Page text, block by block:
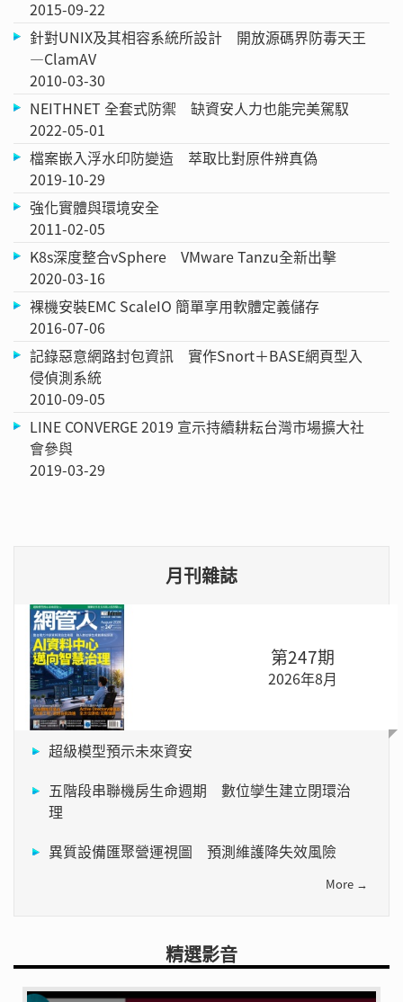
2015-09-22
針對UNIX及其相容系統所設計 開放源碼界防毒天王
—ClamAV
2010-03-30
NEITHNET 全套式防禦 缺資安人力也能完美駕馭
2022-05-01
檔案嵌入浮水印防變造 萃取比對原件辨真偽
2019-10-29
強化實體與環境安全
2011-02-05
K8s深度整合vSphere VMware Tanzu全新出擊
2020-03-16
裸機安裝EMC ScaleIO 簡單享用軟體定義儲存
2016-07-06
記錄惡意網路封包資訊 實作Snort＋BASE網頁型入
侵偵測系統
2010-09-05
LINE CONVERGE 2019 宣示持續耕耘台灣市場擴大社
會參與
2019-03-29
月刊雜誌
第247期
2026年8月
超級模型預示未來資安
五階段串聯機房生命週期 數位孿生建立閉環治
理
異質設備匯聚營運視圖 預測維護降失效風險
More →
精選影音